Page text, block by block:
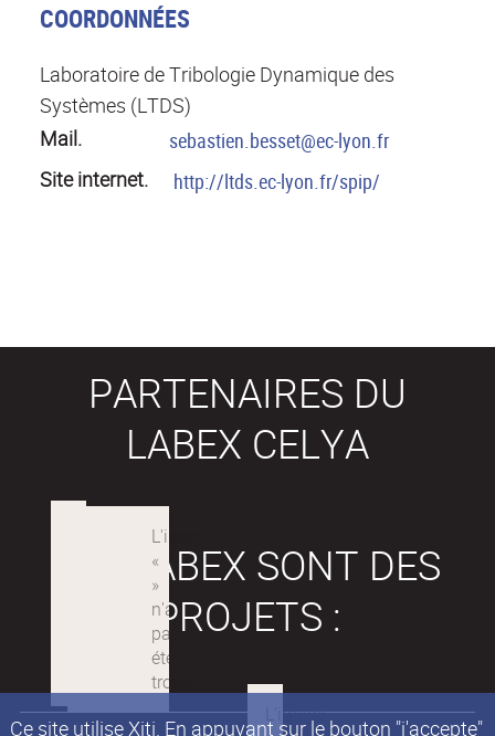
Ce site utilise Xiti. En appuyant sur le bouton "j'accepte"
COORDONNÉES
Laboratoire de Tribologie Dynamique des
Systèmes (LTDS)
Mail.
sebastien.besset@ec-lyon.fr
Site internet.
http://ltds.ec-lyon.fr/spip/
PARTENAIRES DU
LABEX CELYA
LES LABEX SONT DES
PROJETS :